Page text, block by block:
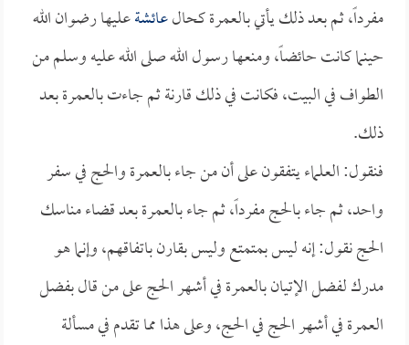
مفرداً، ثم بعد ذلك يأتي بالعمرة كحالعائشةعليها رضوان الله
حينما كانت حائضاً، ومنعها رسول الله صلى الله عليه وسلم من
الطواف في البيت، فكانت في ذلك قارنة ثم جاءت بالعمرة بعد
ذلك.
فنقول: العلماء يتفقون على أن من جاء بالعمرة والحج في سفر
واحد، ثم جاء بالحج مفرداً، ثم جاء بالعمرة بعد قضاء مناسك
الحج نقول: إنه ليس بمتمتع وليس بقارن باتفاقهم، وإنما هو
مدرك لفضل الإتيان بالعمرة في أشهر الحج على من قال بفضل
العمرة في أشهر الحج في الحج، وعلى هذا مما تقدم في مسألة